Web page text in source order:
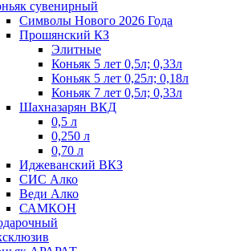
сувенирный
Символы Нового 2026 Года
Прошянский КЗ
Элитные
Коньяк 5 лет 0,5л; 0,33л
Коньяк 5 лет 0,25л; 0,18л
Коньяк 7 лет 0,5л; 0,33л
Шахназарян ВКД
0,5 л
0,250 л
0,70 л
Иджеванский ВКЗ
СИС Алко
Веди Алко
САМКОН